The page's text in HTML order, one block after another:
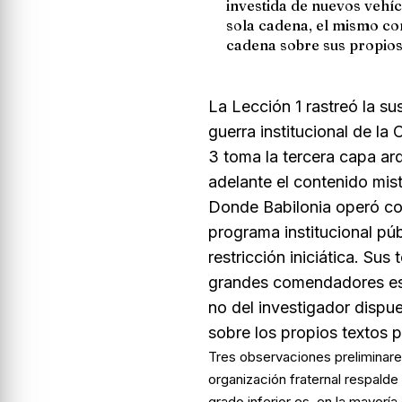
investida de nuevos
sola cadena, el mismo
cadena sobre sus
La Lección 1 rastreó la
guerra institucional de la
3 toma la tercera capa
adelante el contenido
Donde Babilonia operó
programa institucional
restricción iniciática. Sus
grandes comendadores
no del investigador
sobre los propios textos
Tres observaciones
organización fraternal